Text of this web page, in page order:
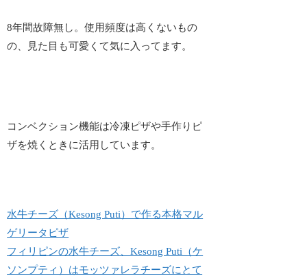
8年間故障無し。使用頻度は高くないもの
の、見た目も可愛くて気に入ってます。
コンベクション機能は冷凍ピザや手作りピ
ザを焼くときに活用しています。
水牛チーズ（Kesong Puti）で作る本格マル
ゲリータピザ
フィリピンの水牛チーズ、Kesong Puti（ケ
ソンプティ）はモッツァレラチーズにとて